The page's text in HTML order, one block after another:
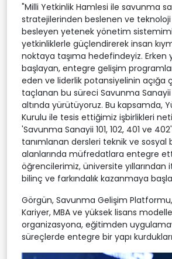
"Milli Yetkinlik Hamlesi ile savunma
stratejilerinden beslenen ve teknoloji
besleyen yetenek yönetim
yetkinliklerle güçlendirerek insan
noktaya taşıma hedefindeyiz. Erken
başlayan, entegre gelişim
eden ve liderlik potansiyelinin açığa
taçlanan bu süreci Savunma Sanayii
altında yürütüyoruz. Bu kapsamda,
Kurulu ile tesis ettiğimiz işbirlikleri
'Savunma Sanayii 101, 102, 401 ve
tanımlanan dersleri teknik ve sosyal
alanlarında müfredatlara entegre
öğrencilerimiz, üniversite yıllarından
bilinç ve farkındalık kazanmaya
Görgün, Savunma Gelişim
Kariyer, MBA ve yüksek lisans
organizasyona, eğitimden
süreçlerde entegre bir yapı